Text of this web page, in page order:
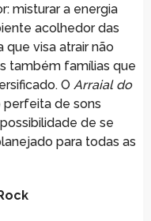
misturar a energia
acolhedor das
que visa atrair não
também famílias que
O Arraial do
de sons
de se
para todas as